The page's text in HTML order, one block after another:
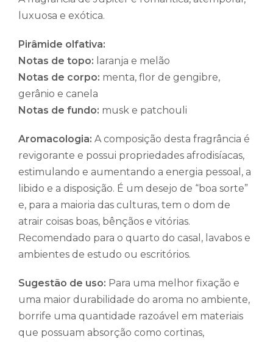
luxuosa e exótica.
Pirâmide olfativa:
Notas de topo: laranja e melão
Notas de corpo: menta, flor de gengibre,
gerânio e canela
Notas de fundo: musk e patchouli
Aromacologia: A composição desta fragrância é
revigorante e possui propriedades afrodisíacas,
estimulando e aumentando a energia pessoal, a
libido e a disposição. É um desejo de “boa sorte”
e, para a maioria das culturas, tem o dom de
atrair coisas boas, bênçãos e vitórias.
Recomendado para o quarto do casal, lavabos e
ambientes de estudo ou escritórios.
Sugestão de uso: Para uma melhor fixação e
uma maior durabilidade do aroma no ambiente,
borrife uma quantidade razoável em materiais
que possuam absorção como cortinas,